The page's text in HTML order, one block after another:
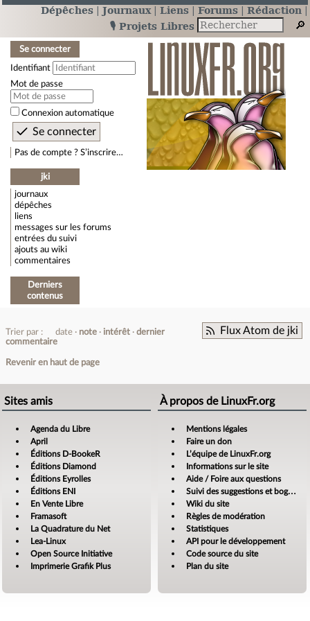
Dépêches Journaux Liens Forums
Rédaction
🎙️ Projets Libres
Se connecter
Identifiant
Mot de passe
Connexion automatique
Pas de compte ? S’inscrire…
jki
journaux
dépêches
liens
messages sur les forums
entrées du suivi
ajouts au wiki
commentaires
Derniers
contenus
Flux Atom de jki
Trier par : date note intérêt
dernier
commentaire
Revenir en haut de page
Sites amis
Agenda du Libre
April
Éditions D-BookeR
Éditions Diamond
Éditions Eyrolles
Éditions ENI
En Vente Libre
Framasoft
La Quadrature du Net
Lea-Linux
Open Source Initiative
Imprimerie Grafik Plus
À propos de LinuxFr.org
Mentions légales
Faire un don
L’équipe de LinuxFr.org
Informations sur le site
Aide / Foire aux questions
Suivi des suggestions et bogues
Wiki du site
Règles de modération
Statistiques
API pour le développement
Code source du site
Plan du site